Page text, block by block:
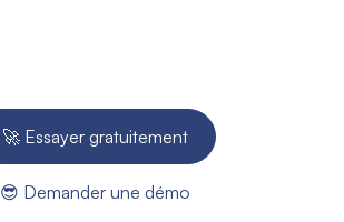
🚀 Essayer gratuitement
😎 Demander une démo